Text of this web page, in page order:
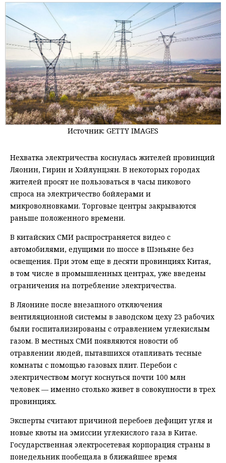
Источник: GETTY IMAGES
Нехватка электричества коснулась жителей провинций
Ляонин, Гирин и Хэйлунцзян. В некоторых городах
жителей просят не пользоваться в часы пикового
спроса на электричество бойлерами и
микроволновками. Торговые центры закрываются
раньше положенного времени.
В китайских СМИ распространяется видео с
автомобилями, едущими по шоссе в Шэньяне без
освещения. При этом еще в десяти провинциях Китая,
в том числе в промышленных центрах, уже введены
ограничения на потребление электричества.
В Ляонине после внезапного отключения
вентиляционной системы в заводском цеху 23 рабочих
были госпитализированы с отравлением углекислым
газом. В местных СМИ появляются новости об
отравлении людей, пытавшихся отапливать тесные
комнаты с помощью газовых плит. Перебои с
электричеством могут коснуться почти 100 млн
человек — именно столько живет в совокупности в трех
провинциях.
Эксперты считают причиной перебоев дефицит угля и
новые квоты на эмиссии углекислого газа в Китае.
Государственная электросетевая корпорация страны в
понедельник пообещала в ближайшее время